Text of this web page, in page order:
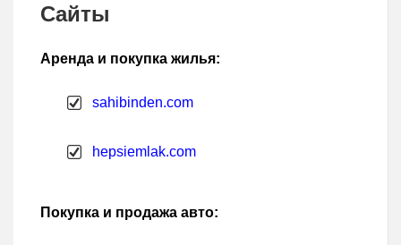
Сайты
Аренда и покупка жилья:
sahibinden.com
hepsiemlak.com
Покупка и продажа авто: